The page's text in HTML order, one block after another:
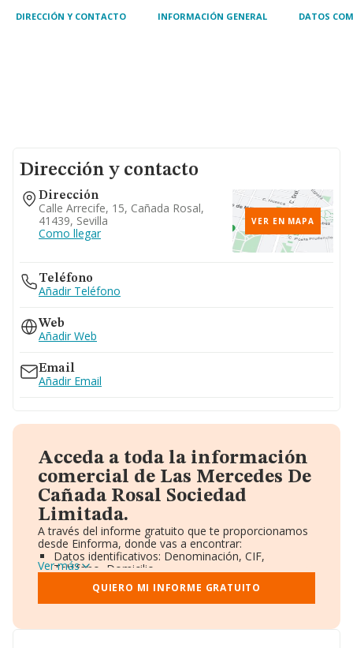
inversión mobiliaria. ..
DIRECCIÓN Y CONTACTO INFORMACIÓN GENERAL DATOS
Dirección y contacto
Dirección
Calle Arrecife, 15, Cañada Rosal,
41439, Sevilla
Como llegar
VER EN MAPA
Teléfono
Añadir Teléfono
Web
Añadir Web
Email
Añadir Email
Acceda a toda la información
comercial de Las Mercedes De
Cañada Rosal Sociedad
Limitada.
A través del informe gratuito que te proporcionamos
desde Einforma, donde vas a encontrar:
Datos identificativos: Denominación, CIF,
Teléfono, Domicilio.
Informe Mercantil Completo (BORME).
Gráficos de Evolución Ventas y Empleados.
Consejo de Administración y Administradores.
Accionistas.
Ver más
QUIERO MI INFORME GRATUITO